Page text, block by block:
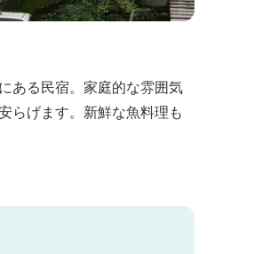
ある民宿。家庭的な雰囲気
らげます。新鮮な魚料理も